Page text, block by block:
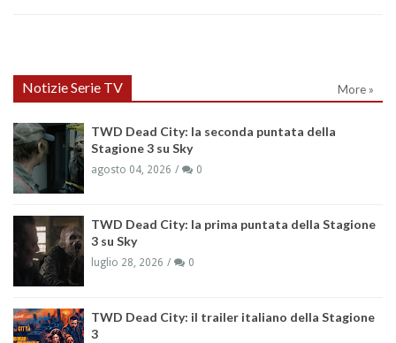
Notizie Serie TV More »
TWD Dead City: la seconda puntata della
Stagione 3 su Sky
agosto 04, 2026 0
TWD Dead City: la prima puntata della Stagione
3 su Sky
luglio 28, 2026 0
TWD Dead City: il trailer italiano della Stagione
3